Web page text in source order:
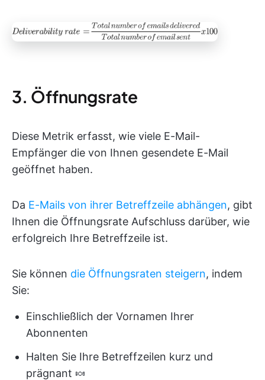
3. Öffnungsrate
Diese Metrik erfasst, wie viele E-Mail-
Empfänger die von Ihnen gesendete E-Mail
geöffnet haben.
Da E-Mails von ihrer Betreffzeile abhängen, gibt
Ihnen die Öffnungsrate Aufschluss darüber, wie
erfolgreich Ihre Betreffzeile ist.
Sie können die Öffnungsraten steigern, indem
Sie:
Einschließlich der Vornamen Ihrer
Abonnenten
Halten Sie Ihre Betreffzeilen kurz und
prägnant 🍬